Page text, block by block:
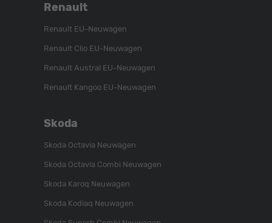
Renault
Renault EU-Neuwagen
Renault Clio EU-Neuwagen
Renault Austral EU-Neuwagen
Renault Kangoo EU-Neuwagen
Skoda
Skoda Octavia Neuwagen
Skoda Octavia Combi Neuwagen
Skoda Karoq Neuwagen
Skoda Kodiaq Neuwagen